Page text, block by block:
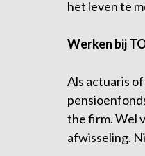
het leven te
Werken bij
Als actuaris
the firm. Wel
afwisseling.